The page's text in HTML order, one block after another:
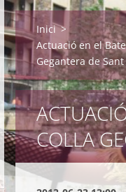
Inici >
Actuació en el
Gegantera de
COLLA